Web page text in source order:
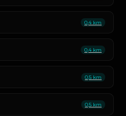
0,4 km
0,4 km
0,5 km
0,5 km